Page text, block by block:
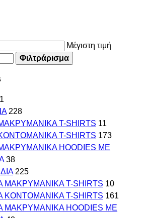
Μέγιστη τιμή
Φιλτράρισμα
228
T-SHIRTS 11
T-SHIRTS 173
HOODIES ΜΕ
38
225
MAKΡYMANIKA T-SHIRTS 10
ΚΟΝΤΟΜΑΝΙΚΑ T-SHIRTS 161
ΜΑΚΡΥΜΑΝΙΚΑ HOODIES ΜΕ